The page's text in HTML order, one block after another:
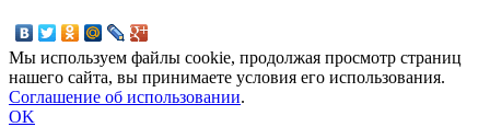
Мы используем файлы cookie, продолжая просмотр страниц
нашего сайта, вы принимаете условия его использования.
Соглашение об использовании.
OK